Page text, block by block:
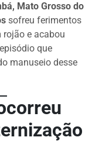
Mato Grosso do
sofreu ferimentos
rojão e acabou
que
manuseio desse